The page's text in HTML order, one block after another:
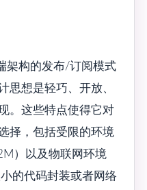
架构的发布/订阅模式
思想是轻巧、开放、
。这些特点使得它对
择，包括受限的环境
）以及物联网环境
的代码封装或者网络